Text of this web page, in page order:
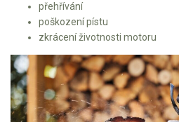
přehřívání
poškození pístu
zkrácení životnosti motoru